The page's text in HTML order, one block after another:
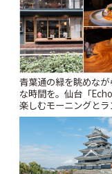
青葉通の緑を眺めな
な時間を。仙台「
楽しむモーニングとラ
とりっぷ